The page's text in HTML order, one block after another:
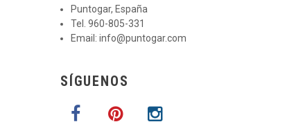
Puntogar, España
Tel. 960-805-331
Email: info@puntogar.com
SÍGUENOS